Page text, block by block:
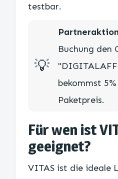
testbar.
💡​
Buchung den
bekommst
Paketpreis.
Für wen ist
geeignet?
VITAS ist die ideale